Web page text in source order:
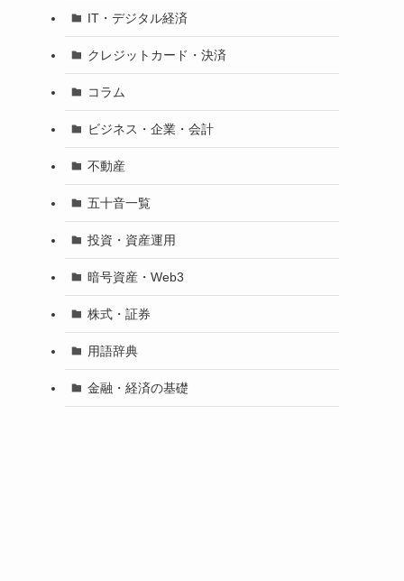
IT・デジタル経済
クレジットカード・決済
コラム
ビジネス・企業・会計
不動産
五十音一覧
投資・資産運用
暗号資産・Web3
株式・証券
用語辞典
金融・経済の基礎